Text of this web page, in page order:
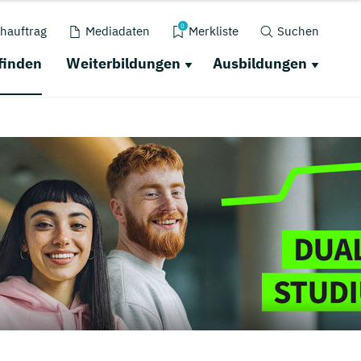
Mediadaten 0 Merkliste Suchen
Weiterbildungen Ausbildungen